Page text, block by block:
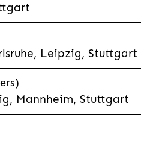
Leipzig, Stuttgart
Mannheim, Stuttgart